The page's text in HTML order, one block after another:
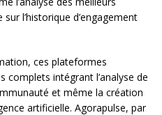
l’historique d’engagement
ces plateformes
complets intégrant l’analyse de
et même la création
artificielle. Agorapulse, par